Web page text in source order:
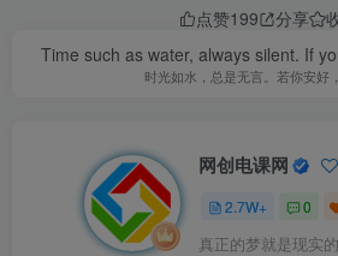
点赞199 分享
Time such as water, always silent. If
时光如水，总是无言。若你安好
网创电课网
2.7W+ 0
真正的梦就是现实